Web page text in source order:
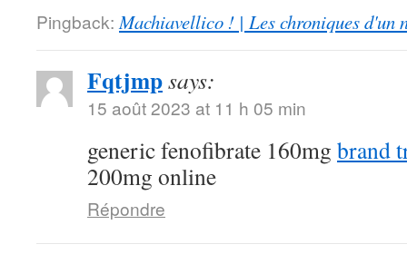
Pingback: Machiavellico ! | Les chroniques d'un
Fqtjmpsays:
15 août 2023 at 11 h 05 min
generic fenofibrate 160mg brand
200mg online
Répondre